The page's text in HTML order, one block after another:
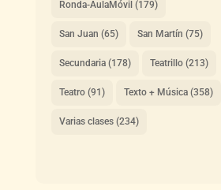
Ronda-AulaMóvil (179)
San Juan (65) San Martín (75)
Secundaria(178) Teatrillo(213)
Teatro(91) Texto + Música(358)
Varias clases(234)